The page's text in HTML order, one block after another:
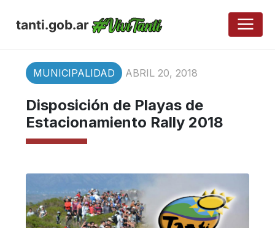
tanti.gob.ar
MUNICIPALIDAD ABRIL 20, 2018
Disposición de Playas de
Estacionamiento Rally 2018